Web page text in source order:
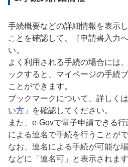
手続概要などの詳細情報を表示
ことを確認して、［申請書入力
い。
よく利用される手続の場合には
ックすると、マイページの手続
ことができます。
ブックマークについて、詳しくは
い方 」を確認してください。
また、e-Govで電子申請できる
による連名で手続を行うことが
なお、連名による手続が可能な
などに「連名可」と表示されます